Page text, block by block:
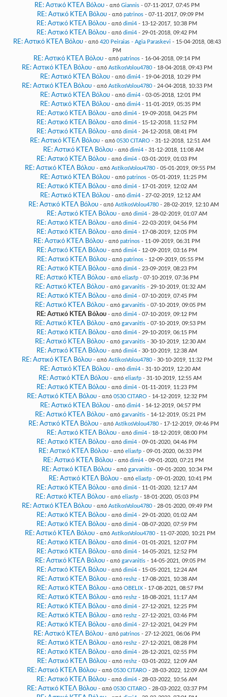
RE: Αστικό ΚΤΕΛ Βόλου - από Giannis- 07-11-2017, 07:45 PM
RE: Αστικό ΚΤΕΛ Βόλου - από patrinos- 07-11-2017, 09:09 PM
RE: Αστικό ΚΤΕΛ Βόλου - από dimi4 - 13-12-2017, 10:38 PM
RE: Αστικό ΚΤΕΛ Βόλου - από dimi4 - 29-01-2018, 09:42 PM
RE: Αστικό ΚΤΕΛ Βόλου - από 420 Peiraias - Agia Paraskevi - 15-04-2018, 08:43
PM
RE: Αστικό ΚΤΕΛ Βόλου - από patrinos - 16-04-2018, 09:14 PM
RE: Αστικό ΚΤΕΛ Βόλου - από AstikosVolou4780- 18-04-2018, 09:43 PM
RE: Αστικό ΚΤΕΛ Βόλου - από dimi4- 19-04-2018, 10:29 PM
RE: Αστικό ΚΤΕΛ Βόλου - από AstikosVolou4780- 24-04-2018, 10:33 PM
RE: Αστικό ΚΤΕΛ Βόλου - από dimi4- 03-05-2018, 12:01 PM
RE: Αστικό ΚΤΕΛ Βόλου - από dimi4- 11-01-2019, 05:35 PM
RE: Αστικό ΚΤΕΛ Βόλου - από dimi4 - 19-09-2018, 04:25 PM
RE: Αστικό ΚΤΕΛ Βόλου - από dimi4 - 15-12-2018, 11:52 PM
RE: Αστικό ΚΤΕΛ Βόλου - από dimi4 - 24-12-2018, 08:41 PM
RE: Αστικό ΚΤΕΛ Βόλου - από 0530 CITARO - 31-12-2018, 12:51 AM
RE: Αστικό ΚΤΕΛ Βόλου - από dimi4 - 31-12-2018, 11:08 AM
RE: Αστικό ΚΤΕΛ Βόλου - από dimi4 - 03-01-2019, 01:03 PM
RE: Αστικό ΚΤΕΛ Βόλου - από AstikosVolou4780 - 05-01-2019, 09:55 PM
RE: Αστικό ΚΤΕΛ Βόλου - από patrinos - 05-01-2019, 11:25 PM
RE: Αστικό ΚΤΕΛ Βόλου - από dimi4 - 17-01-2019, 12:02 AM
RE: Αστικό ΚΤΕΛ Βόλου - από dimi4- 27-02-2019, 12:12 AM
RE: Αστικό ΚΤΕΛ Βόλου - από AstikosVolou4780- 28-02-2019, 12:10 AM
RE: Αστικό ΚΤΕΛ Βόλου - από dimi4- 28-02-2019, 01:07 AM
RE: Αστικό ΚΤΕΛ Βόλου - από dimi4 - 22-03-2019, 04:56 PM
RE: Αστικό ΚΤΕΛ Βόλου - από dimi4 - 17-08-2019, 12:05 PM
RE: Αστικό ΚΤΕΛ Βόλου - από patrinos - 11-09-2019, 06:31 PM
RE: Αστικό ΚΤΕΛ Βόλου - από dimi4 - 12-09-2019, 03:16 PM
RE: Αστικό ΚΤΕΛ Βόλου - από patrinos- 12-09-2019, 05:55 PM
RE: Αστικό ΚΤΕΛ Βόλου - από dimi4 - 23-09-2019, 08:23 PM
RE: Αστικό ΚΤΕΛ Βόλου - από eliasfp- 07-10-2019, 07:36 PM
RE: Αστικό ΚΤΕΛ Βόλου - από garvanitis- 29-10-2019, 01:32 AM
RE: Αστικό ΚΤΕΛ Βόλου - από dimi4 - 07-10-2019, 07:45 PM
RE: Αστικό ΚΤΕΛ Βόλου - από garvanitis- 07-10-2019, 09:05 PM
RE: Αστικό ΚΤΕΛ Βόλου - από dimi4 - 07-10-2019, 09:12 PM
RE: Αστικό ΚΤΕΛ Βόλου - από garvanitis- 07-10-2019, 09:53 PM
RE: Αστικό ΚΤΕΛ Βόλου - από dimi4 - 29-10-2019, 06:15 PM
RE: Αστικό ΚΤΕΛ Βόλου - από garvanitis- 30-10-2019, 12:30 AM
RE: Αστικό ΚΤΕΛ Βόλου - από dimi4 - 30-10-2019, 12:38 AM
RE: Αστικό ΚΤΕΛ Βόλου - από AstikosVolou4780- 30-10-2019, 11:32 PM
RE: Αστικό ΚΤΕΛ Βόλου - από dimi4- 31-10-2019, 12:20 AM
RE: Αστικό ΚΤΕΛ Βόλου - από eliasfp - 31-10-2019, 12:55 AM
RE: Αστικό ΚΤΕΛ Βόλου - από dimi4 - 01-11-2019, 11:23 PM
RE: Αστικό ΚΤΕΛ Βόλου - από 0530 CITARO- 14-12-2019, 12:32 PM
RE: Αστικό ΚΤΕΛ Βόλου - από dimi4- 14-12-2019, 04:57 PM
RE: Αστικό ΚΤΕΛ Βόλου - από garvanitis- 14-12-2019, 05:21 PM
RE: Αστικό ΚΤΕΛ Βόλου - από AstikosVolou4780- 17-12-2019, 09:46 PM
RE: Αστικό ΚΤΕΛ Βόλου - από dimi4- 18-12-2019, 08:00 PM
RE: Αστικό ΚΤΕΛ Βόλου - από dimi4 - 09-01-2020, 04:46 PM
RE: Αστικό ΚΤΕΛ Βόλου - από eliasfp - 09-01-2020, 06:33 PM
RE: Αστικό ΚΤΕΛ Βόλου - από dimi4 - 09-01-2020, 07:21 PM
RE: Αστικό ΚΤΕΛ Βόλου - από garvanitis- 09-01-2020, 10:34 PM
RE: Αστικό ΚΤΕΛ Βόλου - από eliasfp- 09-01-2020, 10:41 PM
RE: Αστικό ΚΤΕΛ Βόλου - από dimi4 - 11-01-2020, 12:17 AM
RE: Αστικό ΚΤΕΛ Βόλου - από eliasfp- 18-01-2020, 05:03 PM
RE: Αστικό ΚΤΕΛ Βόλου - από AstikosVolou4780- 28-01-2020, 09:49 PM
RE: Αστικό ΚΤΕΛ Βόλου - από dimi4 - 29-01-2020, 01:02 AM
RE: Αστικό ΚΤΕΛ Βόλου - από dimi4 - 08-07-2020, 07:59 PM
RE: Αστικό ΚΤΕΛ Βόλου - από AstikosVolou4780 - 11-07-2020, 10:21 PM
RE: Αστικό ΚΤΕΛ Βόλου - από dimi4 - 01-01-2021, 12:07 PM
RE: Αστικό ΚΤΕΛ Βόλου - από dimi4 - 14-05-2021, 12:52 PM
RE: Αστικό ΚΤΕΛ Βόλου - από garvanitis- 14-05-2021, 09:05 PM
RE: Αστικό ΚΤΕΛ Βόλου - από dimi4 - 15-05-2021, 12:24 AM
RE: Αστικό ΚΤΕΛ Βόλου - από reshz- 17-08-2021, 10:38 AM
RE: Αστικό ΚΤΕΛ Βόλου - από OBELIX - 17-08-2021, 08:57 PM
RE: Αστικό ΚΤΕΛ Βόλου - από reshz- 18-08-2021, 11:17 AM
RE: Αστικό ΚΤΕΛ Βόλου - από dimi4 - 27-12-2021, 12:25 PM
RE: Αστικό ΚΤΕΛ Βόλου - από reshz- 27-12-2021, 03:46 PM
RE: Αστικό ΚΤΕΛ Βόλου - από dimi4 - 27-12-2021, 04:29 PM
RE: Αστικό ΚΤΕΛ Βόλου - από patrinos - 27-12-2021, 06:06 PM
RE: Αστικό ΚΤΕΛ Βόλου - από reshz- 27-12-2021, 08:28 PM
RE: Αστικό ΚΤΕΛ Βόλου - από dimi4 - 28-12-2021, 02:55 PM
RE: Αστικό ΚΤΕΛ Βόλου - από reshz- 03-01-2022, 12:09 AM
RE: Αστικό ΚΤΕΛ Βόλου - από 0530 CITARO- 28-03-2022, 12:09 AM
RE: Αστικό ΚΤΕΛ Βόλου - από dimi4 - 28-03-2022, 10:56 AM
RE: Αστικό ΚΤΕΛ Βόλου - από 0530 CITARO- 28-03-2022, 03:37 PM